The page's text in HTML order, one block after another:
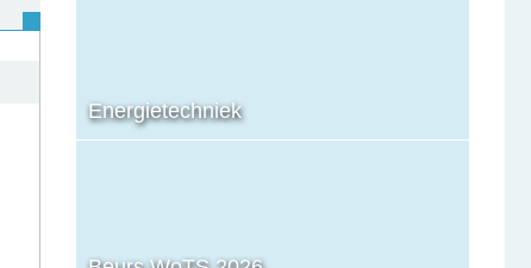
Energietechniek